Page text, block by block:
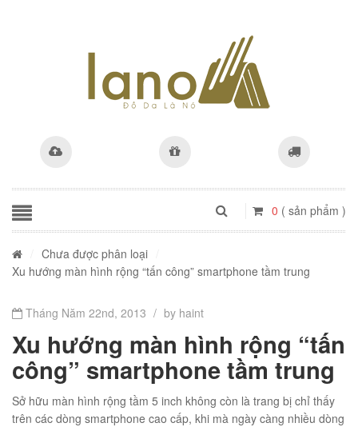
0 ( sản phẩm )
Chưa được phân loại
Xu hướng màn hình rộng “tấn công” smartphone tầm trung
Tháng Năm 22nd, 2013 / by haint
Xu hướng màn hình rộng “tấn
công” smartphone tầm trung
Sở hữu màn hình rộng tầm 5 inch không còn là trang bị chỉ thấy
trên các dòng smartphone cao cấp, khi mà ngày càng nhiều dòng